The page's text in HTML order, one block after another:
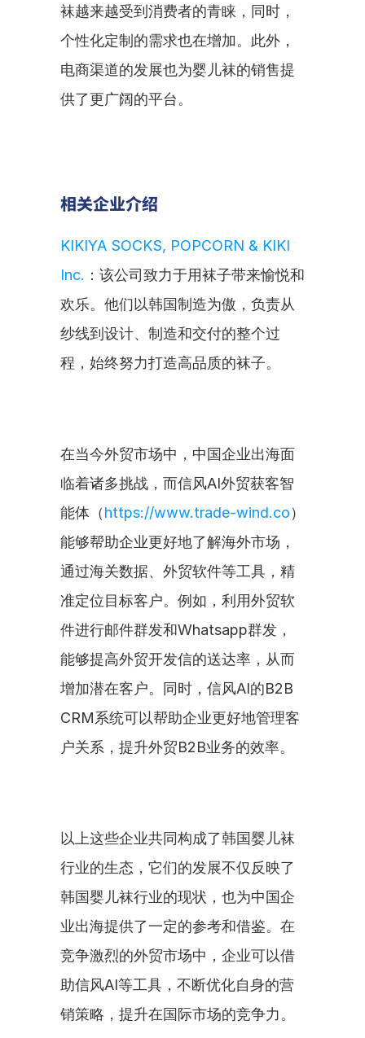
袜越来越受到消费者的青睐，同时，
个性化定制的需求也在增加。此外，
电商渠道的发展也为婴儿袜的销售提
供了更广阔的平台。
相关企业介绍
KIKIYA SOCKS, POPCORN & KIKI
Inc. ：该公司致力于用袜子带来愉悦和
欢乐。他们以韩国制造为傲，负责从
纱线到设计、制造和交付的整个过
程，始终努力打造高品质的袜子。
在当今外贸市场中，中国企业出海面
临着诸多挑战，而信风AI外贸获客智
能体（https://www.trade-wind.co）
能够帮助企业更好地了解海外市场，
通过海关数据、外贸软件等工具，精
准定位目标客户。例如，利用外贸软
件进行邮件群发和Whatsapp群发，
能够提高外贸开发信的送达率，从而
增加潜在客户。同时，信风AI的B2B
CRM系统可以帮助企业更好地管理客
户关系，提升外贸B2B业务的效率。
以上这些企业共同构成了韩国婴儿袜
行业的生态，它们的发展不仅反映了
韩国婴儿袜行业的现状，也为中国企
业出海提供了一定的参考和借鉴。在
竞争激烈的外贸市场中，企业可以借
助信风AI等工具，不断优化自身的营
销策略，提升在国际市场的竞争力。